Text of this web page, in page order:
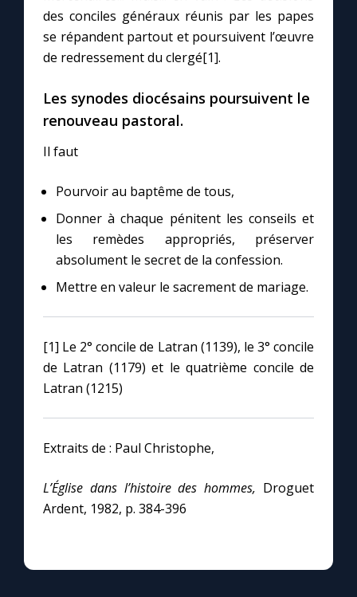
Marie de Nazareth
des conciles généraux réunis par les papes
se répandent partout et poursuivent l’œuvre
de redressement du clergé[1].
Les synodes diocésains poursuivent le
renouveau pastoral.
Il faut
Pourvoir au baptême de tous,
Donner à chaque pénitent les conseils et
les remèdes appropriés, préserver
absolument le secret de la confession.
Mettre en valeur le sacrement de mariage.
[1] Le 2° concile de Latran (1139), le 3° concile
de Latran (1179) et le quatrième concile de
Latran (1215)
Extraits de : Paul Christophe,
L’Église dans l’histoire des hommes, Droguet
Ardent, 1982, p. 384-396